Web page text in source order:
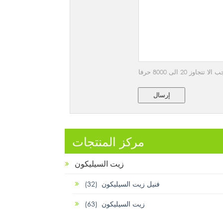
الى 8000 حرفا
إرسال
مركز المنتجات
زيت السيليكون
فنيل زيت السيليكون (32)
زيت السيليكون (63)